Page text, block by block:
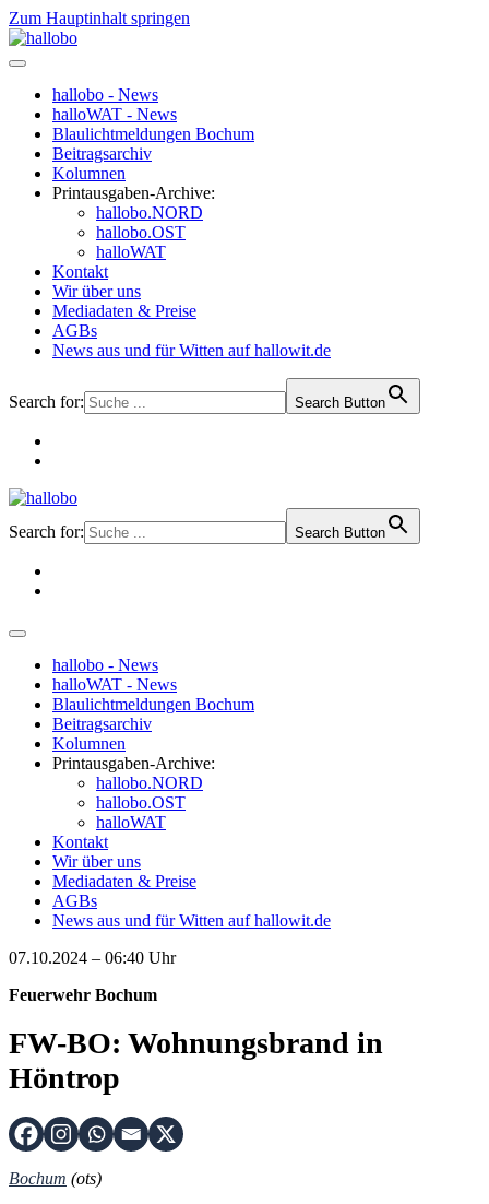
Zum Hauptinhalt springen
hallobo - News
halloWAT - News
Blaulichtmeldungen Bochum
Beitragsarchiv
Kolumnen
Printausgaben-Archive:
hallobo.NORD
hallobo.OST
halloWAT
Kontakt
Wir über uns
Mediadaten & Preise
AGBs
News aus und für Witten auf hallowit.de
Search for: Search Button
Search for: Search Button
hallobo - News
halloWAT - News
Blaulichtmeldungen Bochum
Beitragsarchiv
Kolumnen
Printausgaben-Archive:
hallobo.NORD
hallobo.OST
halloWAT
Kontakt
Wir über uns
Mediadaten & Preise
AGBs
News aus und für Witten auf hallowit.de
07.10.2024 – 06:40 Uhr
Feuerwehr Bochum
FW-BO: Wohnungsbrand in
Höntrop
Bochum (ots)